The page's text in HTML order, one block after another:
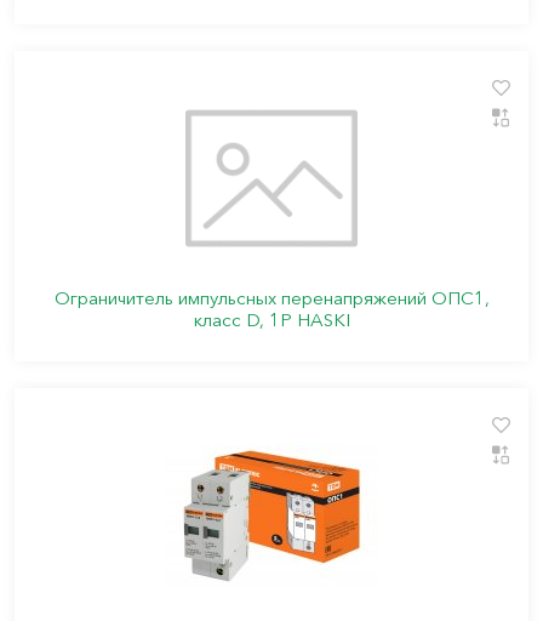
Ограничитель импульсных перенапряжений ОПС1,
класс D, 1P HASKI